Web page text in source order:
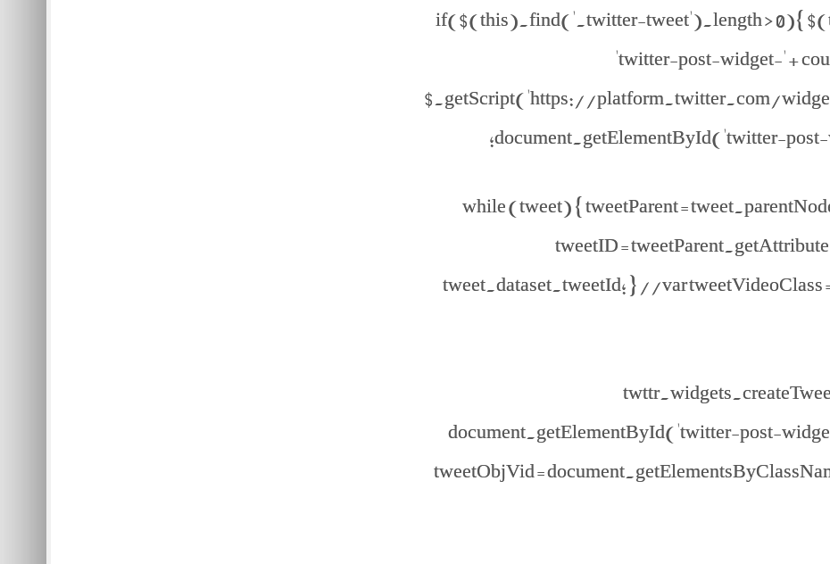
if($(this).find('.twitter-tweet').length > 0){
'twitter-post-widget-' +
$.getScript('https://platform.twitter.com/
document.getElementById('twitter-post-
while (tweet) { tweetParent =
tweetID =
tweet.dataset.tweetId; } //var
document.getElementById('twitter-post-
tweetObjVid =